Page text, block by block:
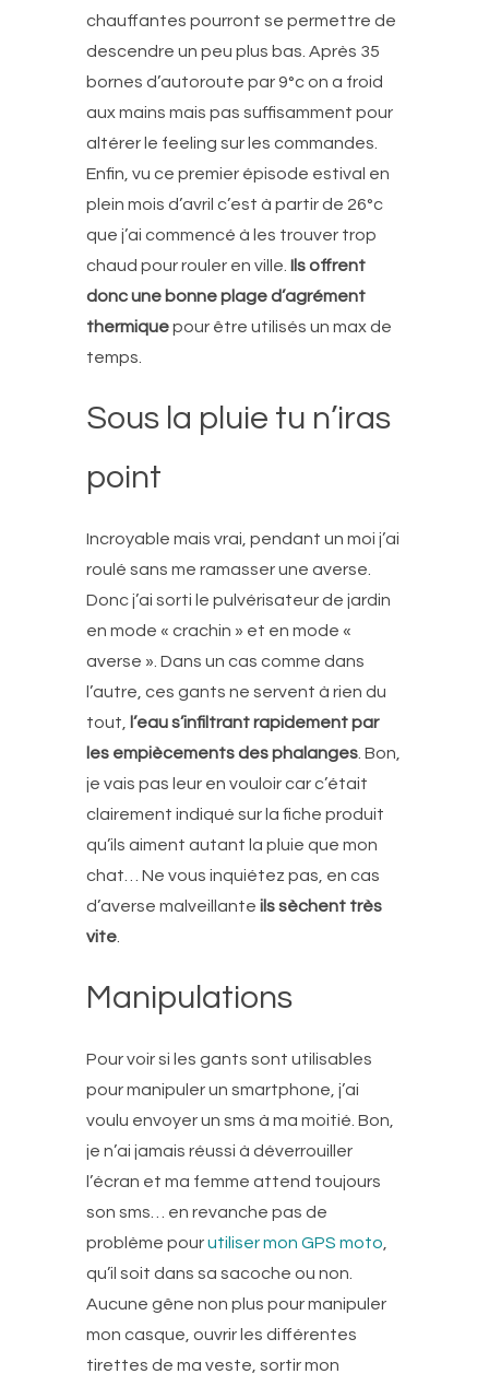
chauffantes pourront se permettre de
descendre un peu plus bas. Après 35
bornes d’autoroute par 9°c on a froid
aux mains mais pas suffisamment pour
altérer le feeling sur les commandes.
Enfin, vu ce premier épisode estival en
plein mois d’avril c’est à partir de 26°c
que j’ai commencé à les trouver trop
chaud pour rouler en ville. Ils offrent
donc une bonne plage d’agrément
thermiquepour être utilisés un max de
temps.
Sous la pluie tu n’iras
point
Incroyable mais vrai, pendant un moi j’ai
roulé sans me ramasser une averse.
Donc j’ai sorti le pulvérisateur de jardin
en mode « crachin » et en mode «
averse ». Dans un cas comme dans
l’autre, ces gants ne servent à rien du
tout,
l’eau s’infiltrant rapidement par
les empiècements des phalanges . Bon,
je vais pas leur en vouloir car c’était
clairement indiqué sur la fiche produit
qu’ils aiment autant la pluie que mon
chat… Ne vous inquiétez pas, en cas
d’averse malveillante ils sèchent très
vite
Manipulations
Pour voir si les gants sont utilisables
pour manipuler un smartphone, j’ai
voulu envoyer un sms à ma moitié. Bon,
je n’ai jamais réussi à déverrouiller
l’écran et ma femme attend toujours
son sms… en revanche pas de
problème pourutiliser mon GPS moto
qu’il soit dans sa sacoche ou non.
Aucune gêne non plus pour manipuler
mon casque, ouvrir les différentes
tirettes de ma veste, sortir mon